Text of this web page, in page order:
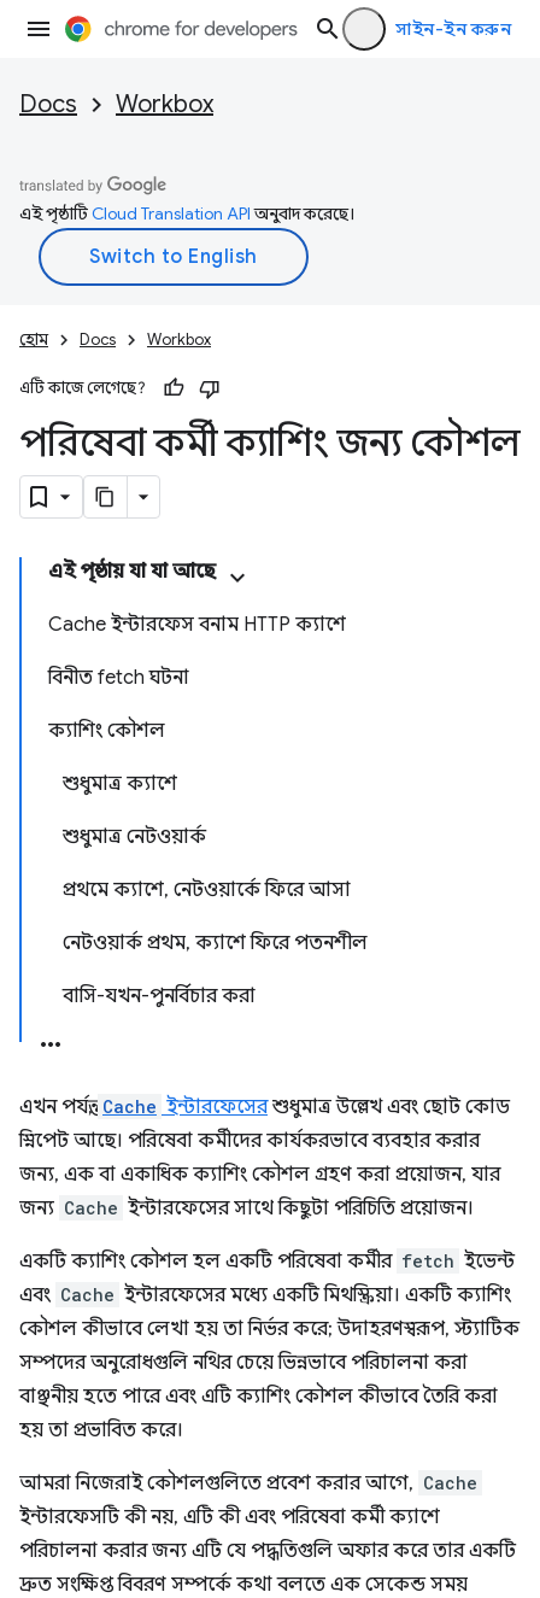
সাইন-ইন করুন
Docs Workbox
এই পৃষ্ঠাটিCloud Translation APIঅনুবাদ করেছে।
হোম Docs Workbox
এটি কাজে লেগেছে?
পরিষেবা কর্মী ক্যাশিং জন্য কৌশল
এই পৃষ্ঠায় যা যা আছে
Cache ইন্টারফেস বনাম HTTP ক্যাশে
বিনীত fetch ঘটনা
ক্যাশিং কৌশল
শুধুমাত্র ক্যাশে
শুধুমাত্র নেটওয়ার্ক
প্রথমে ক্যাশে, নেটওয়ার্কে ফিরে আসা
নেটওয়ার্ক প্রথম, ক্যাশে ফিরে পতনশীল
বাসি-যখন-পুনর্বিচার করা
এখন পর্যন্ত, Cache ইন্টারফেসেরশুধুমাত্র উল্লেখ এবং ছোট কোড
স্নিপেট আছে। পরিষেবা কর্মীদের কার্যকরভাবে ব্যবহার করার
জন্য, এক বা একাধিক ক্যাশিং কৌশল গ্রহণ করা প্রয়োজন, যার
জন্য Cache ইন্টারফেসের সাথে কিছুটা পরিচিতি প্রয়োজন।
একটি ক্যাশিং কৌশল হল একটি পরিষেবা কর্মীর fetch ইভেন্ট
এবং Cache ইন্টারফেসের মধ্যে একটি মিথস্ক্রিয়া। একটি ক্যাশিং
কৌশল কীভাবে লেখা হয় তা নির্ভর করে; উদাহরণস্বরূপ, স্ট্যাটিক
সম্পদের অনুরোধগুলি নথির চেয়ে ভিন্নভাবে পরিচালনা করা
বাঞ্ছনীয় হতে পারে এবং এটি ক্যাশিং কৌশল কীভাবে তৈরি করা
হয় তা প্রভাবিত করে।
আমরা নিজেরাই কৌশলগুলিতে প্রবেশ করার আগে, Cache
ইন্টারফেসটি কী নয়, এটি কী এবং পরিষেবা কর্মী ক্যাশে
পরিচালনা করার জন্য এটি যে পদ্ধতিগুলি অফার করে তার একটি
দ্রুত সংক্ষিপ্ত বিবরণ সম্পর্কে কথা বলতে এক সেকেন্ড সময়